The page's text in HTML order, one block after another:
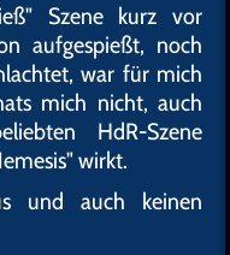
Szene kurz vor
aufgespießt, noch
war für mich
mich nicht, auch
HdR-Szene
wirkt.
und auch keinen